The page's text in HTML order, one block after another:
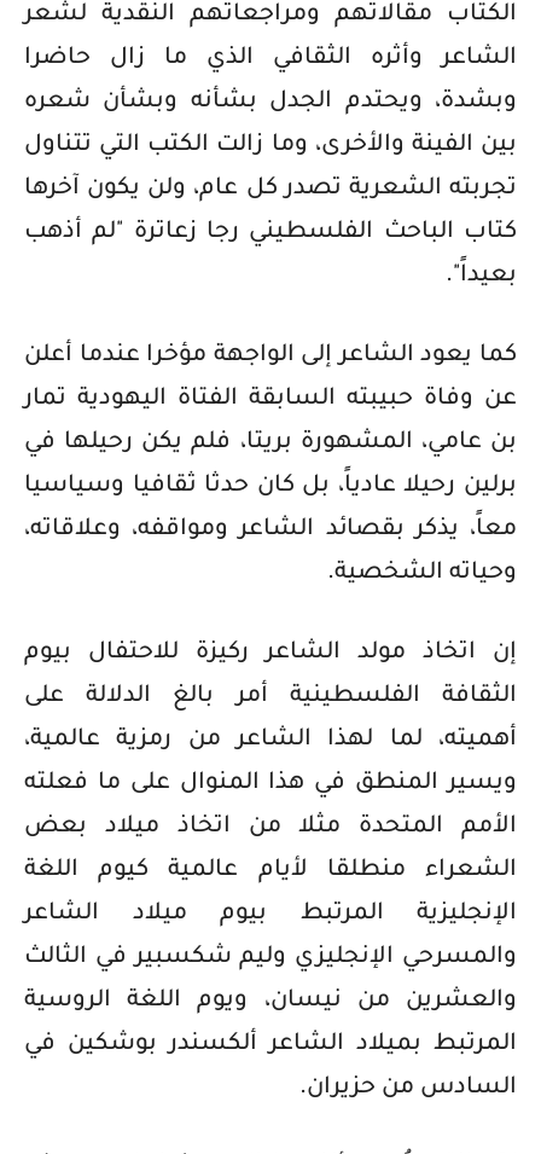
الكتاب مقالاتهم ومراجعاتهم النقدية لشعر
الشاعر وأثره الثقافي الذي ما زال حاضرا
وبشدة، ويحتدم الجدل بشأنه وبشأن شعره
بين الفينة والأخرى، وما زالت الكتب التي تتناول
تجربته الشعرية تصدر كل عام، ولن يكون آخرها
كتاب الباحث الفلسطيني رجا زعاترة "لم أذهب
بعيداً".
كما يعود الشاعر إلى الواجهة مؤخرا عندما أعلن
عن وفاة حبيبته السابقة الفتاة اليهودية تمار
بن عامي، المشهورة بريتا، فلم يكن رحيلها في
برلين رحيلا عادياً، بل كان حدثا ثقافيا وسياسيا
معاً، يذكر بقصائد الشاعر ومواقفه، وعلاقاته،
وحياته الشخصية.
إن اتخاذ مولد الشاعر ركيزة للاحتفال بيوم
الثقافة الفلسطينية أمر بالغ الدلالة على
أهميته، لما لهذا الشاعر من رمزية عالمية،
ويسير المنطق في هذا المنوال على ما فعلته
الأمم المتحدة مثلا من اتخاذ ميلاد بعض
الشعراء منطلقا لأيام عالمية كيوم اللغة
الإنجليزية المرتبط بيوم ميلاد الشاعر
والمسرحي الإنجليزي وليم شكسبير في الثالث
والعشرين من نيسان، ويوم اللغة الروسية
المرتبط بميلاد الشاعر ألكسندر بوشكين في
السادس من حزيران.